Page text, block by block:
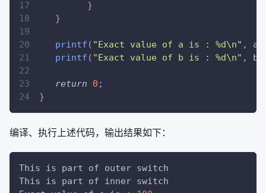
}
}
printf ( "Exact value of a is : %d\n" , a
printf ( "Exact value of b is : %d\n" , b
return 0 ;
}
编译、执行上述代码，输出结果如下：
This is part of outer switch
This is part of inner switch